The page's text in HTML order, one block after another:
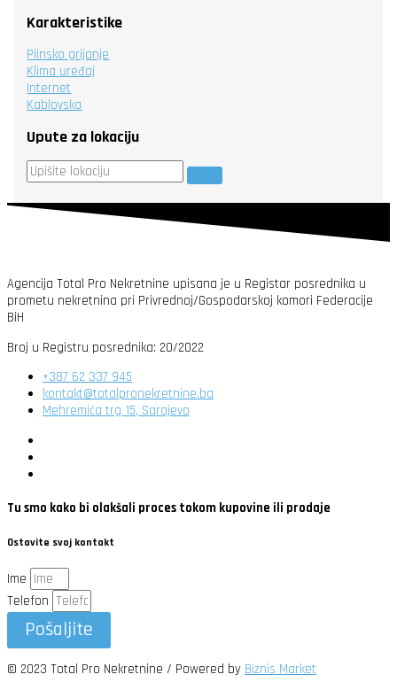
Karakteristike
Plinsko grijanje
Klima uređaj
Internet
Kablovska
Upute za lokaciju
Agencija Total Pro Nekretnine upisana je u Registar posrednika u
prometu nekretnina pri Privrednoj/Gospodarskoj komori Federacije
BiH
Broj u Registru posrednika: 20/2022
+387 62 337 945
kontakt@totalpronekretnine.ba
Mehremića trg 15, Sarajevo
Tu smo kako bi olakšali proces tokom kupovine ili prodaje
Ostavite svoj kontakt
Ime
Telefon
Pošaljite
© 2023 Total Pro Nekretnine / Powered by Biznis Market